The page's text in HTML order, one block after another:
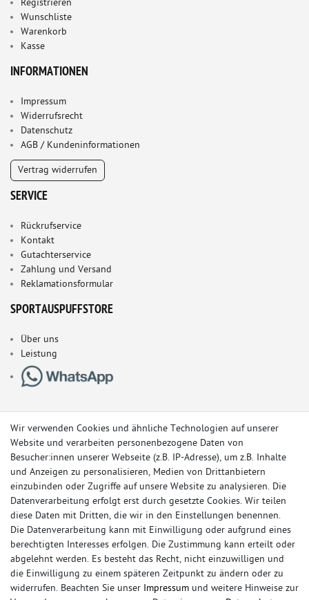
Registrieren
Wunschliste
Warenkorb
Kasse
INFORMATIONEN
Impressum
Widerrufsrecht
Datenschutz
AGB / Kundeninformationen
Vertrag widerrufen
SERVICE
Rückrufservice
Kontakt
Gutachterservice
Zahlung und Versand
Reklamationsformular
SPORTAUSPUFFSTORE
Über uns
Leistung
© Copyright 2026 Sportauspuff-Store.de - Alle Rechte vorbehalten.
Preisangaben inkl. gesetzlicher MwSt. und zzgl. Versandkosten
Das Internetportal für Sportendschalldämpfer, Komplettanlagen,
Wir verwenden Cookies und ähnliche Technologien auf unserer
Website und verarbeiten personenbezogene Daten von
Besucher:innen unserer Webseite (z.B. IP-Adresse), um z.B. Inhalte
und Anzeigen zu personalisieren, Medien von Drittanbietern
einzubinden oder Zugriffe auf unsere Website zu analysieren. Die
Datenverarbeitung erfolgt erst durch gesetzte Cookies. Wir teilen
diese Daten mit Dritten, die wir in den Einstellungen benennen.
Die Datenverarbeitung kann mit Einwilligung oder aufgrund eines
berechtigten Interesses erfolgen. Die Zustimmung kann erteilt oder
abgelehnt werden. Es besteht das Recht, nicht einzuwilligen und
die Einwilligung zu einem späteren Zeitpunkt zu ändern oder zu
widerrufen. Beachten Sie unser Impressum und weitere Hinweise zur